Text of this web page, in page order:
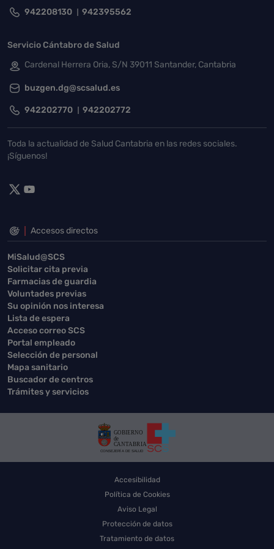
942208130 942395562
Servicio Cántabro de Salud
Cardenal Herrera Oria, S/N 39011 Santander, Cantabria
buzgen.dg@scsalud.es
942202770 942202772
Toda la actualidad de Salud Cantabria en las redes sociales.
¡Síguenos!
Accesos directos
MiSalud@SCS
Solicitar cita previa
Farmacias de guardia
Voluntades previas
Su opinión nos interesa
Lista de espera
Acceso correo SCS
Portal empleado
Selección de personal
Mapa sanitario
Buscador de centros
Trámites y servicios
Accesibilidad
Política de Cookies
Aviso Legal
Protección de datos
Tratamiento de datos